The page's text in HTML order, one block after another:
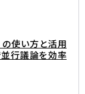
使い方と活用
行議論を効率